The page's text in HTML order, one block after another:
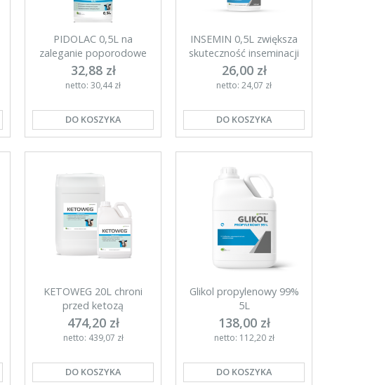
PIDOLAC 0,5L na
zaleganie poporodowe
32,88 zł
netto: 30,44 zł
DO KOSZYKA
INSEMIN 0,5L zwiększa
skuteczność inseminacji
26,00 zł
netto: 24,07 zł
DO KOSZYKA
KETOWEG 20L chroni
przed ketozą
474,20 zł
netto: 439,07 zł
DO KOSZYKA
Glikol propylenowy 99%
5L
138,00 zł
netto: 112,20 zł
DO KOSZYKA